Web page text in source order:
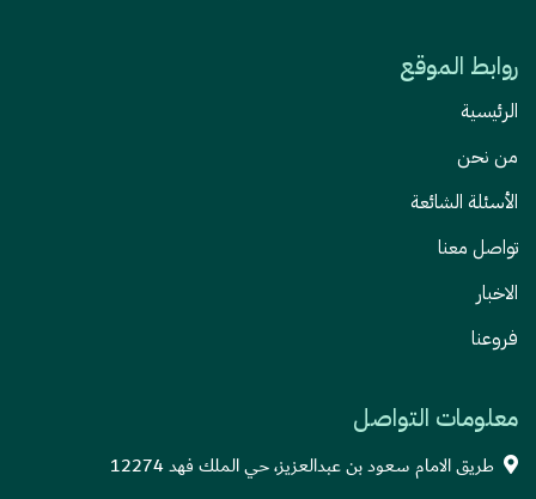
روابط الموقع
الرئيسية
من نحن
الأسئلة الشائعة
تواصل معنا
الاخبار
فروعنا
معلومات التواصل
طريق الامام سعود بن عبدالعزيز، حي الملك فهد 12274